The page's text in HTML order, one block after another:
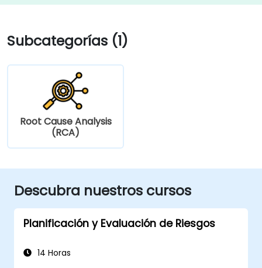
Subcategorías (1)
Root Cause Analysis
(RCA)
Descubra nuestros cursos
Planificación y Evaluación de Riesgos
14 Horas